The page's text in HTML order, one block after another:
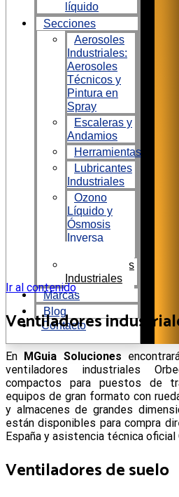
líquido
Secciones
Aerosoles
Industriales:
Aerosoles
Técnicos y
Pintura en
Spray
Escaleras y
Andamios
Herramientas
Lubricantes
Industriales
Ozono
Líquido y
Ósmosis
Inversa
Ventiladores
Industriales
Marcas
Blog
Contacto
Ir al contenido
Ventiladores
En MGuia Soluciones
ventiladores industriales
compactos para puestos de
equipos de gran formato con
y almacenes de grandes
están disponibles para compra
España y asistencia técnica oficial
Ventiladores de suelo